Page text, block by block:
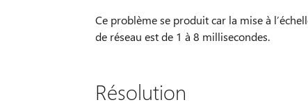
Ce problème se produit car la mise à
de réseau est de 1 à 8 millisecondes.
Résolution